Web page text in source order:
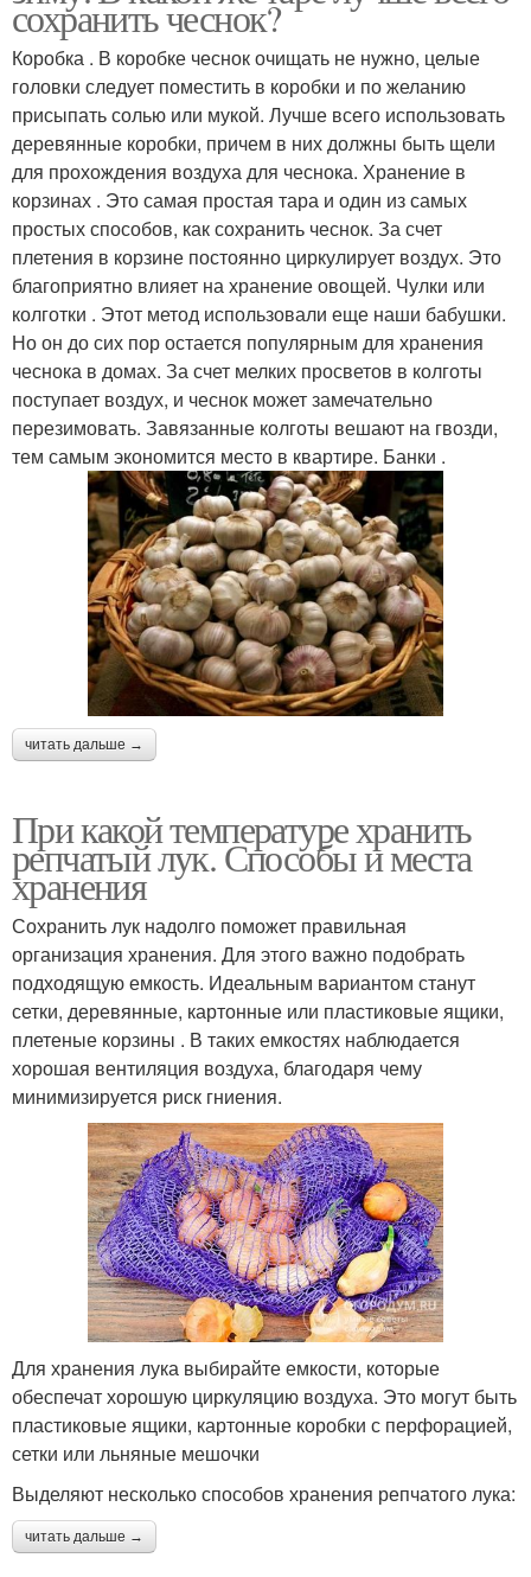
сохранить чеснок?
Коробка . В коробке чеснок очищать не нужно, целые
головки следует поместить в коробки и по желанию
присыпать солью или мукой. Лучше всего использовать
деревянные коробки, причем в них должны быть щели
для прохождения воздуха для чеснока. Хранение в
корзинах . Это самая простая тара и один из самых
простых способов, как сохранить чеснок. За счет
плетения в корзине постоянно циркулирует воздух. Это
благоприятно влияет на хранение овощей. Чулки или
колготки . Этот метод использовали еще наши бабушки.
Но он до сих пор остается популярным для хранения
чеснока в домах. За счет мелких просветов в колготы
поступает воздух, и чеснок может замечательно
перезимовать. Завязанные колготы вешают на гвозди,
тем самым экономится место в квартире. Банки .
читать дальше →
При какой температуре хранить
репчатый лук. Способы и места
хранения
Сохранить лук надолго поможет правильная
организация хранения. Для этого важно подобрать
подходящую емкость. Идеальным вариантом станут
сетки, деревянные, картонные или пластиковые ящики,
плетеные корзины . В таких емкостях наблюдается
хорошая вентиляция воздуха, благодаря чему
минимизируется риск гниения.
Для хранения лука выбирайте емкости, которые
обеспечат хорошую циркуляцию воздуха. Это могут быть
пластиковые ящики, картонные коробки с перфорацией,
сетки или льняные мешочки
Выделяют несколько способов хранения репчатого лука:
читать дальше →